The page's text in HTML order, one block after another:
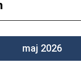
maj 2026